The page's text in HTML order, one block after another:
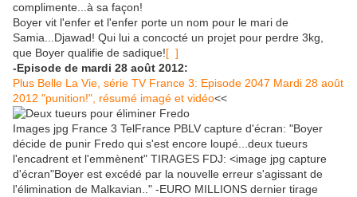
complimente...à sa façon!
Boyer vit l'enfer et l'enfer porte un nom pour le mari de
Samia...Djawad! Qui lui a concocté un projet pour perdre 3kg,
que Boyer qualifie de sadique![ ]
-Episode de mardi 28 août 2012:
Plus Belle La Vie, série TV France 3: Episode 2047 Mardi 28 août
2012 "punition!", résumé imagé et vidéo<<
Images jpg France 3 TelFrance PBLV capture d'écran: "Boyer
décide de punir Fredo qui s'est encore loupé...deux tueurs
l'encadrent et l'emmènent" TIRAGES FDJ: <image jpg capture
d'écran"Boyer est excédé par la nouvelle erreur s'agissant de
l'élimination de Malkavian.." -EURO MILLIONS dernier tirage